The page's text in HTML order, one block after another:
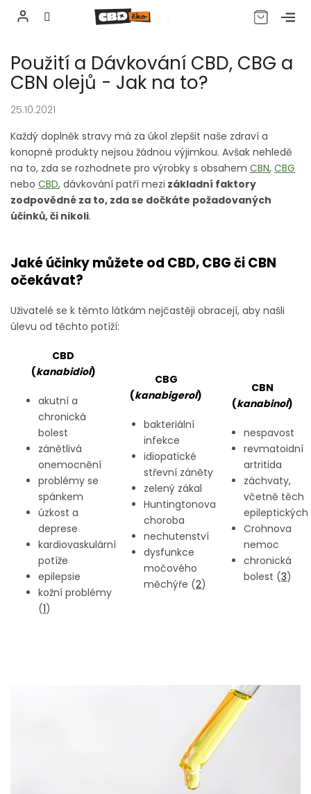
obsah
CZK
Použití a Dávkování CBD, CBG a
CBN olejů - Jak na to?
25.10.2021
Každý doplněk stravy má za úkol zlepšit naše zdraví a
konopné produkty nejsou žádnou výjimkou. Avšak nehledě
na to, zda se rozhodnete pro výrobky s obsahem CBN, CBG
nebo CBD, dávkování patří mezi základní faktory
zodpovědné za to, zda se dočkáte požadovaných
účinků, či nikoli.
Jaké účinky můžete od CBD, CBG či CBN
očekávat?
Uživatelé se k těmto látkám nejčastěji obracejí, aby našli
úlevu od těchto potíží:
CBD
(kanabidiol)
akutní a
chronická
bolest
zánětlivá
onemocnění
problémy se
spánkem
úzkost a
deprese
kardiovaskulární
potíže
epilepsie
kožní problémy
(1)
CBG
(kanabigerol)
bakteriální
infekce
idiopatické
střevní záněty
zelený zákal
Huntingtonova
choroba
nechutenství
dysfunkce
močového
měchýře (2)
CBN
(kanabinol)
nespavost
revmatoidní
artritida
záchvaty,
včetně těch
epileptických
Crohnova
nemoc
chronická
bolest (3)